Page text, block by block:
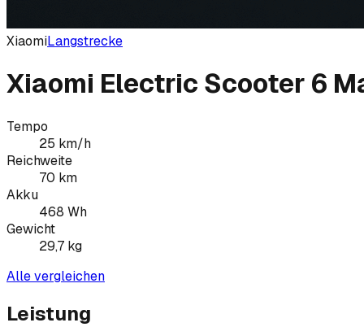
XiaomiLangstrecke
Xiaomi Electric Scooter 6
Tempo
25 km/h
Reichweite
70 km
Akku
468 Wh
Gewicht
29,7 kg
Alle vergleichen
Leistung